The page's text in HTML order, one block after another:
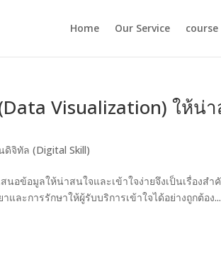
Home Our Service
Visualization) ให้น่
ดิจิทัล (Digital Skill)
อข้อมูลให้น่าสนใจและเข้าใจง่ายจึงเป็นเรื่องสำ
ละการรักษาให้ผู้รับบริการเข้าใจได้อย่างถูกต้อง...